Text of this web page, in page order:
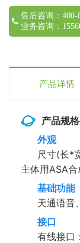
售后咨询：400-
业务咨询：
产品详情
产品规
外观
尺寸(长*
主体用ASA
基础功能
天通语音
接口
有线接口